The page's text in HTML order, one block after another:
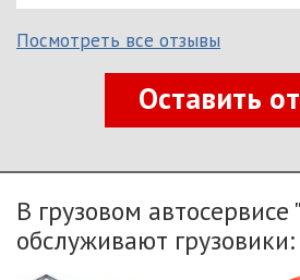
Посмотреть все отзывы
Оставить
В грузовом
обслуживают грузовики: